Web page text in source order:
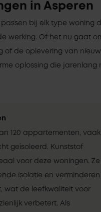
in Asperen
passen bij elk type woning
werking. Of het nu gaat
of de oplevering van
oplossing die
120 appartementen, vaak
geïsoleerd. Kunststof
voor deze woningen. Ze
isolatie en verminderen
wat de leefkwaliteit voor
verbetert. Als